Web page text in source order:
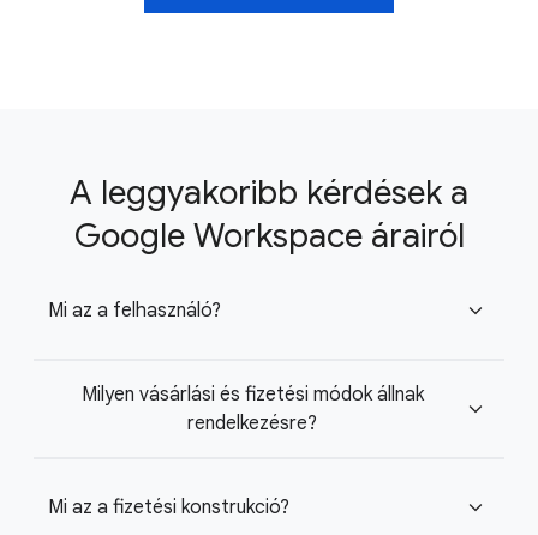
A leggyakoribb kérdések a
Google Workspace árairól
Mi az a felhasználó? expand_more
Milyen vásárlási és fizetési módok állnak
rendelkezésre?
expand_more
Mi az a fizetési konstrukció? expand_more